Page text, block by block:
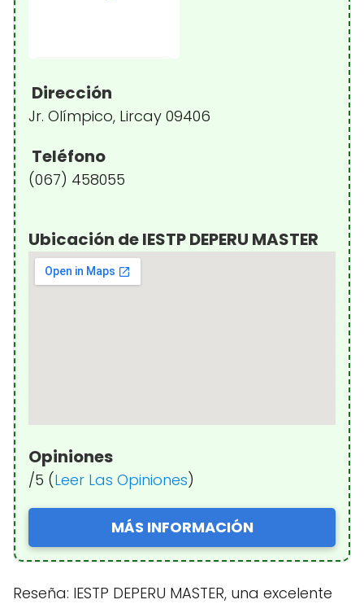
Dirección
Jr. Olímpico, Lircay 09406
Teléfono
(067) 458055
Ubicación de IESTP DEPERU MASTER
Opiniones
/5 (Leer Las Opiniones)
MÁS INFORMACIÓN
Reseña: IESTP DEPERU MASTER, una excelente